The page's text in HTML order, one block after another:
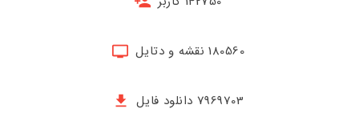
180560 نقشه و دتایل
7969703 دانلود فایل